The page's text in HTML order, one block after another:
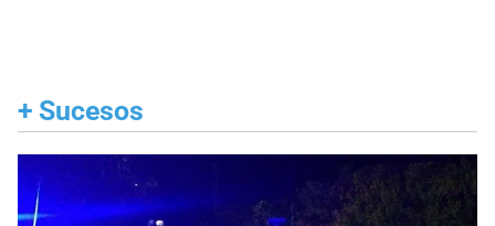
+ Sucesos